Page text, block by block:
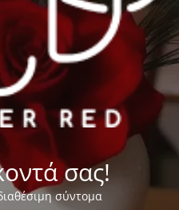
σας!
σύντομα